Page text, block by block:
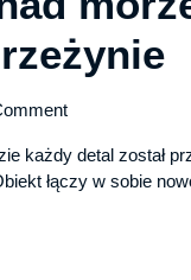
każdy detal został
łączy w sobie